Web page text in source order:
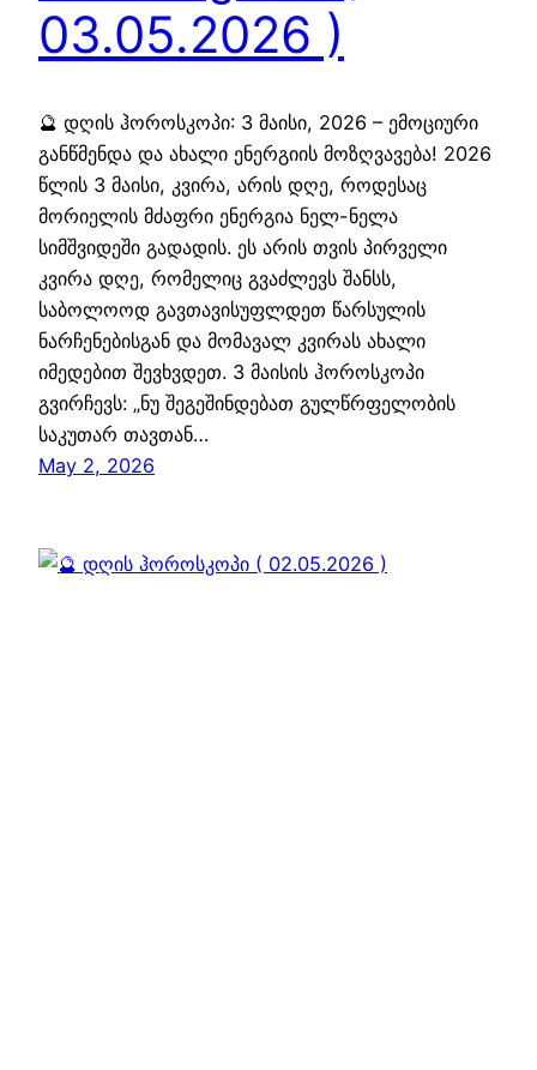
03.05.2026 )
🔮 დღის ჰოროსკოპი: 3 მაისი, 2026 – ემოციური
განწმენდა და ახალი ენერგიის მოზღვავება! 2026
წლის 3 მაისი, კვირა, არის დღე, როდესაც
მორიელის მძაფრი ენერგია ნელ-ნელა
სიმშვიდეში გადადის. ეს არის თვის პირველი
კვირა დღე, რომელიც გვაძლევს შანსს,
საბოლოოდ გავთავისუფლდეთ წარსულის
ნარჩენებისგან და მომავალ კვირას ახალი
იმედებით შევხვდეთ. 3 მაისის ჰოროსკოპი
გვირჩევს: „ნუ შეგეშინდებათ გულწრფელობის
საკუთარ თავთან…
May 2, 2026